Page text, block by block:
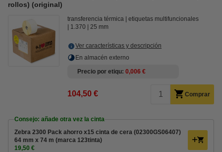
rollos) (original)
transferencia térmica
etiquetas multifuncionales
1.370
25 mm
Ver características y descripción
En almacén externo
Precio por etiqu 0,006 €
104,50 € Comprar
Consejo: añade otra vez la cinta
Zebra 2300 Pack ahorro x15 cinta de cera (02300GS06407)
64 mm x 74 m (marca 123tinta)
19,50 €